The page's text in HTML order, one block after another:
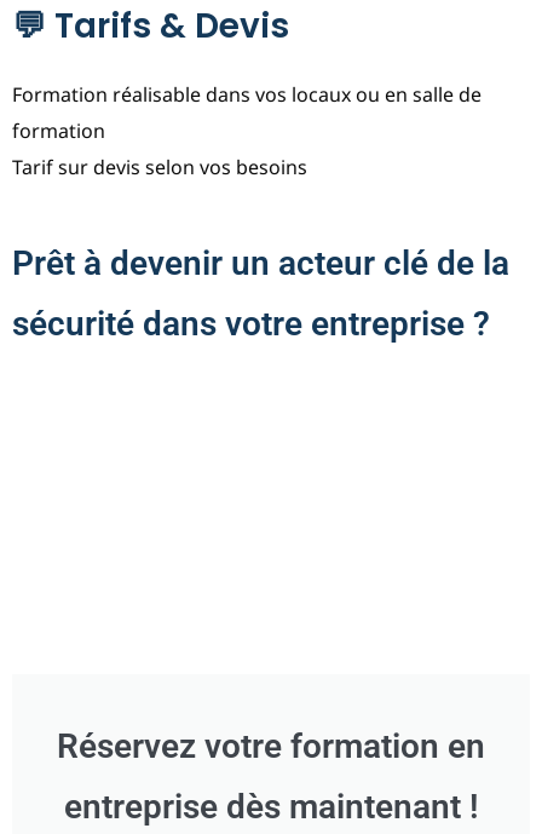
💬 Tarifs & Devis
Formation réalisable dans vos locaux ou en salle de
formation
Tarif sur devis selon vos besoins
Prêt à devenir un acteur clé de la
sécurité dans votre entreprise ?
Réservez votre formation en
entreprise dès maintenant !